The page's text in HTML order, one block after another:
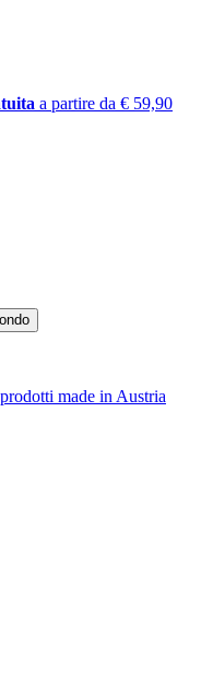
a partire da € 59,90
made in Austria